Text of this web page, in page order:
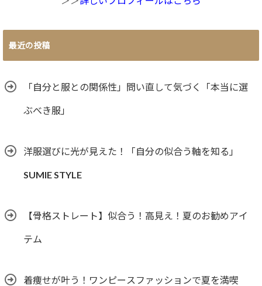
最近の投稿
「自分と服との関係性」問い直して気づく「本当に選
ぶべき服」
洋服選びに光が見えた！「自分の似合う軸を知る」
SUMIE STYLE
【骨格ストレート】似合う！高見え！夏のお勧めアイ
テム
着痩せが叶う！ワンピースファッションで夏を満喫